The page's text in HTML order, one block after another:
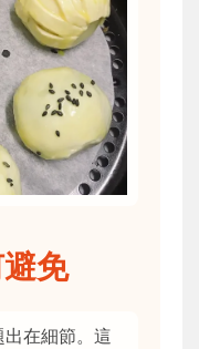
免
在細節。這